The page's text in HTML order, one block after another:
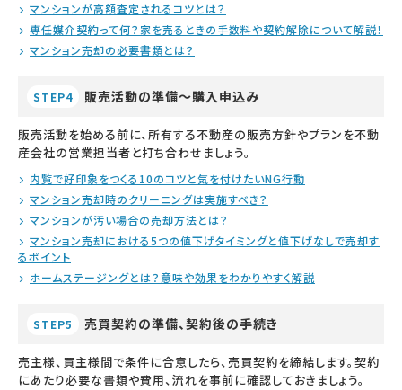
マンションが高額査定されるコツとは？
専任媒介契約って何？家を売るときの手数料や契約解除について解説！
マンション売却の必要書類とは？
STEP4 販売活動の準備～購入申込み
販売活動を始める前に、所有する不動産の販売方針やプランを不動
産会社の営業担当者と打ち合わせましょう。
内覧で好印象をつくる10のコツと気を付けたいNG行動
マンション売却時のクリーニングは実施すべき？
マンションが汚い場合の売却方法とは？
マンション売却における5つの値下げタイミングと値下げなしで売却す
るポイント
ホームステージングとは？意味や効果をわかりやすく解説
STEP5 売買契約の準備、契約後の手続き
売主様、買主様間で条件に合意したら、売買契約を締結します。契約
にあたり必要な書類や費用、流れを事前に確認しておきましょう。